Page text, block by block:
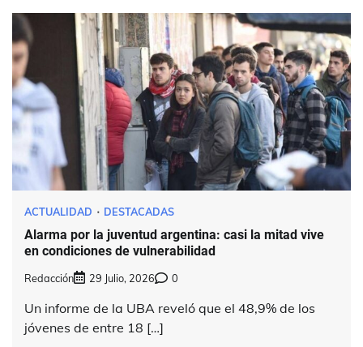
ACTUALIDAD DESTACADAS
Alarma por la juventud argentina: casi la mitad vive
en condiciones de vulnerabilidad
Redacción 29 Julio, 2026 0
Un informe de la UBA reveló que el 48,9% de los
jóvenes de entre 18 […]